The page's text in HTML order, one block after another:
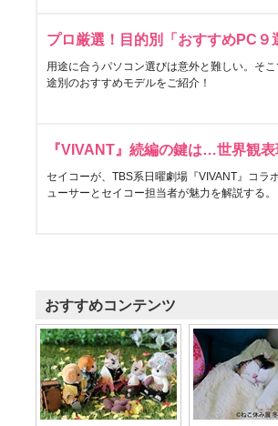
プロ厳選！目的別「おすすめPC９
用途に合うパソコン選びは意外と難しい。そ
途別のおすすめモデルをご紹介！
『VIVANT』続編の鍵は…世界観
セイコーが、TBS系日曜劇場『VIVANT』コラ
ューサーとセイコー担当者が魅力を解説する。
おすすめコンテンツ